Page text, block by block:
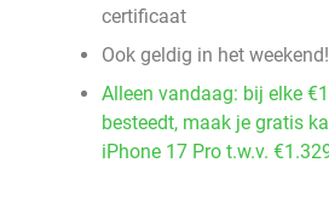
certificaat
Ook geldig in het weekend!
Alleen vandaag: bij elke
besteedt, maak je gratis
iPhone 17 Pro t.w.v.